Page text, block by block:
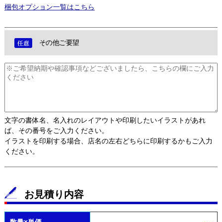
梱包オプション一覧はこちら
その他ご要望
文字の書体名、名入れのレイアウトや印刷したいイラストがあれ
ば、その番号をご入力ください。
イラストを印刷する場合、店名の左右どちらに印刷するかもご入力
ください。
お見積り内容